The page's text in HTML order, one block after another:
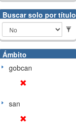
Buscar solo por título
Ámbito
gobcan
san